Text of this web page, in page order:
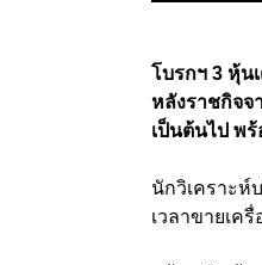
โบรกฯ 3 หุ้น
หลังราชกิจจ
เป็นต้นไป พ
นักวิเคราะห์
เวลาขายเค